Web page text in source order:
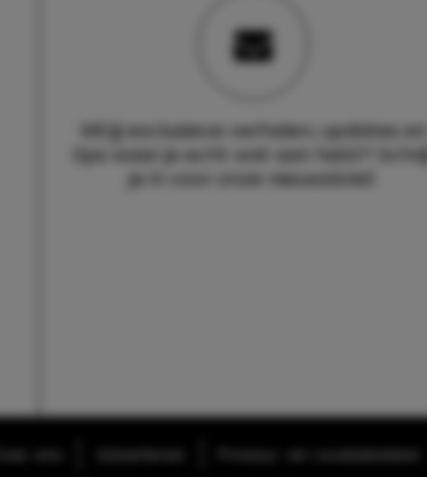
Wil jij exclusieve verhalen, updates en
tips waar je echt wat aan hebt? Schrijf
je in voor onze nieuwsbrief.